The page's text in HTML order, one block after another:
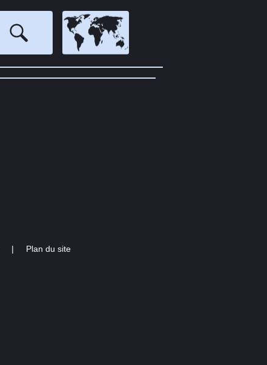
| Plan du site